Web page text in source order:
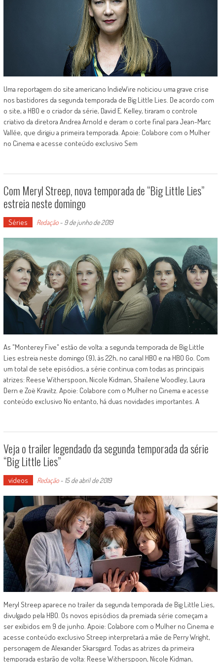
Uma reportagem do site americano IndieWire noticiou uma grave crise
nos bastidores da segunda temporada de Big Little Lies. De acordo com
o site, a HBO e o criador da série, David E. Kelley, tiraram o controle
criativo da diretora Andrea Arnold e deram o corte final para Jean-Marc
Vallée, que dirigiu a primeira temporada. Apoie: Colabore com o Mulher
no Cinema e acesse conteúdo exclusivo Sem
Com Meryl Streep, nova temporada de “Big Little Lies”
estreia neste domingo
Séries Redação- 9 de junho de 2019
As "Monterey Five" estão de volta: a segunda temporada de Big Little
Lies estreia neste domingo (9), às 22h, no canal HBO e na HBO Go. Com
um total de sete episódios, a série continua com todas as principais
atrizes: Reese Witherspoon, Nicole Kidman, Shailene Woodley, Laura
Dern e Zoë Kravitz. Apoie: Colabore com o Mulher no Cinema e acesse
conteúdo exclusivo No entanto, há duas novidades importantes. A
Veja o trailer legendado da segunda temporada da série
“Big Little Lies”
vídeos Redação- 15 de abril de 2019
Meryl Streep aparece no trailer da segunda temporada de Big Little Lies,
divulgado pela HBO. Os novos episódios da premiada série começam a
ser exibidos em 9 de junho. Apoie: Colabore com o Mulher no Cinema e
acesse conteúdo exclusivo Streep interpretará a mãe de Perry Wright,
personagem de Alexander Skarsgard. Todas as atrizes da primeira
temporada estarão de volta: Reese Witherspoon, Nicole Kidman,